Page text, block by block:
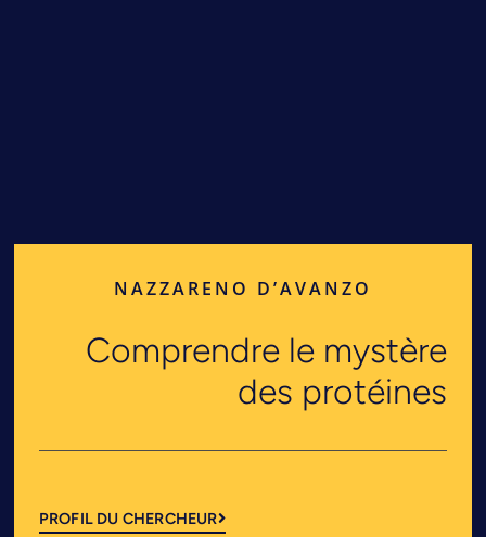
NAZZARENO D’AVANZO
Comprendre le mystère
des protéines
PROFIL DU CHERCHEUR